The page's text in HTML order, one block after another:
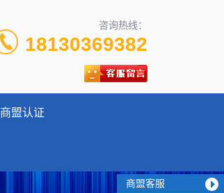
咨询热线：
18130369382
商盟认证
商盟客服